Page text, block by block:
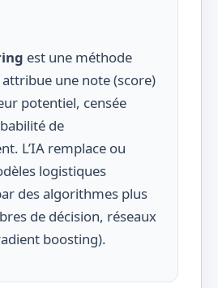
est une méthode
une note (score)
potentiel, censée
de
L’IA remplace ou
logistiques
des algorithmes plus
de décision, réseaux
boosting).